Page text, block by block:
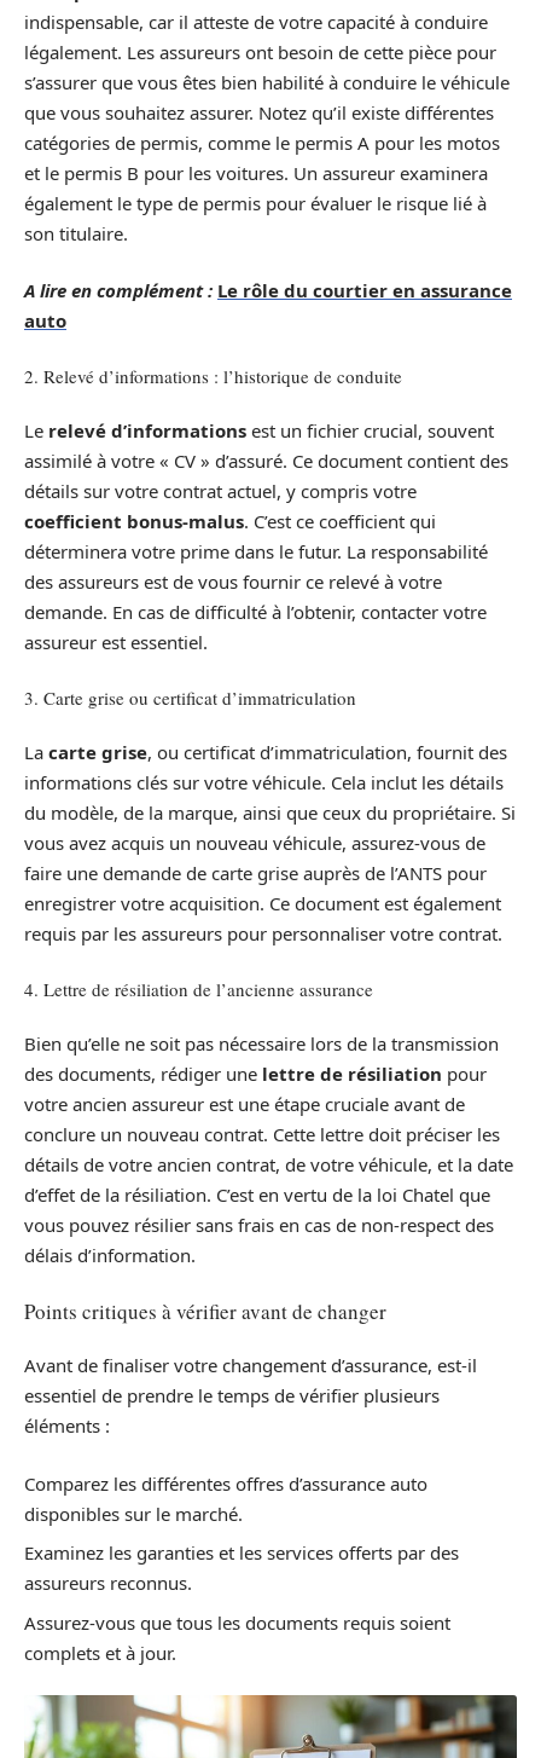
indispensable, car il atteste de votre capacité à conduire
légalement. Les assureurs ont besoin de cette pièce pour
s’assurer que vous êtes bien habilité à conduire le véhicule
que vous souhaitez assurer. Notez qu’il existe différentes
catégories de permis, comme le permis A pour les motos
et le permis B pour les voitures. Un assureur examinera
également le type de permis pour évaluer le risque lié à
son titulaire.
A lire en complément : Le rôle du courtier en assurance
auto
2. Relevé d’informations : l’historique de conduite
Le relevé d’informations est un fichier crucial, souvent
assimilé à votre « CV » d’assuré. Ce document contient des
détails sur votre contrat actuel, y compris votre
coefficient bonus-malus. C’est ce coefficient qui
déterminera votre prime dans le futur. La responsabilité
des assureurs est de vous fournir ce relevé à votre
demande. En cas de difficulté à l’obtenir, contacter votre
assureur est essentiel.
3. Carte grise ou certificat d’immatriculation
La carte grise, ou certificat d’immatriculation, fournit des
informations clés sur votre véhicule. Cela inclut les détails
du modèle, de la marque, ainsi que ceux du propriétaire. Si
vous avez acquis un nouveau véhicule, assurez-vous de
faire une demande de carte grise auprès de l’ANTS pour
enregistrer votre acquisition. Ce document est également
requis par les assureurs pour personnaliser votre contrat.
4. Lettre de résiliation de l’ancienne assurance
Bien qu’elle ne soit pas nécessaire lors de la transmission
des documents, rédiger une lettre de résiliation pour
votre ancien assureur est une étape cruciale avant de
conclure un nouveau contrat. Cette lettre doit préciser les
détails de votre ancien contrat, de votre véhicule, et la date
d’effet de la résiliation. C’est en vertu de la loi Chatel que
vous pouvez résilier sans frais en cas de non-respect des
délais d’information.
Points critiques à vérifier avant de changer
Avant de finaliser votre changement d’assurance, est-il
essentiel de prendre le temps de vérifier plusieurs
éléments :
Comparez les différentes offres d’assurance auto
disponibles sur le marché.
Examinez les garanties et les services offerts par des
assureurs reconnus.
Assurez-vous que tous les documents requis soient
complets et à jour.